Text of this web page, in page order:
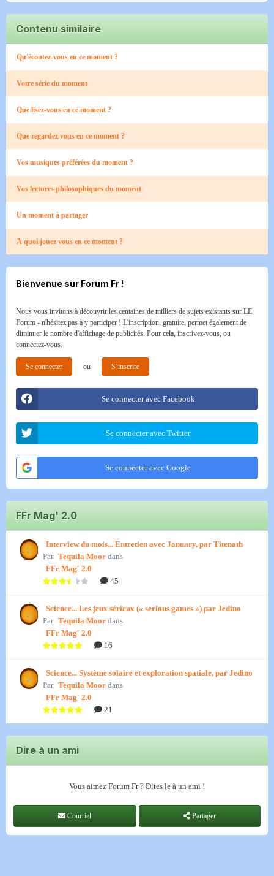
Contenu similaire
Qu'écoutez-vous en ce moment ?
Votre série du moment
Que lisez-vous en ce moment ?
Que regardez vous en ce moment ?
Vos musiques préférées du moment ?
Vos lectures philosophiques du moment
Un moment à partager
A quoi jouez vous en ce moment ?
Bienvenue sur Forum Fr !
Nous vous invitons à découvrir les centaines de milliers de sujets existants sur LE
Forum - n'hésitez pas à y participer ! L'inscription, gratuite, permet également de
diminuer le nombre d'affichage de publicités. Pour cela, inscrivez-vous, ou
connectez-vous.
Se connecter ou S’inscrire
Se connecter avec Facebook
Se connecter avec Twitter
Se connecter avec Google
FFr Mag' 2.0
Interview du mois... Entretien avec January, par Titenath
Par Tequila Moor dans
FFr Mag' 2.0
45
Science... Les jeux sérieux (« serious games ») par Jedino
Par Tequila Moor dans
FFr Mag' 2.0
16
Science... Système solaire et exploration spatiale, par Jedino
Par Tequila Moor dans
FFr Mag' 2.0
21
Dire à un ami
Vous aimez Forum Fr ? Dites le à un ami !
Courriel Partager